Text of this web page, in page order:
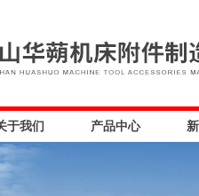
于我们 产品中心